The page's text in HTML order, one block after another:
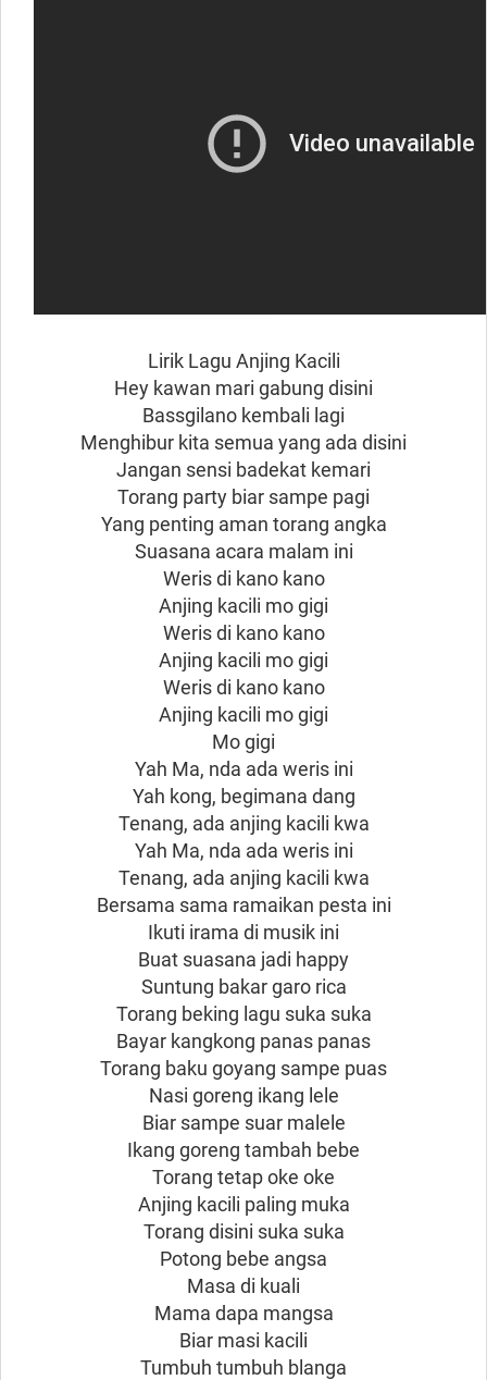
Lirik Lagu Anjing Kacili
Hey kawan mari gabung disini
Bassgilano kembali lagi
Menghibur kita semua yang ada disini
Jangan sensi badekat kemari
Torang party biar sampe pagi
Yang penting aman torang angka
Suasana acara malam ini
Weris di kano kano
Anjing kacili mo gigi
Weris di kano kano
Anjing kacili mo gigi
Weris di kano kano
Anjing kacili mo gigi
Mo gigi
Yah Ma, nda ada weris ini
Yah kong, begimana dang
Tenang, ada anjing kacili kwa
Yah Ma, nda ada weris ini
Tenang, ada anjing kacili kwa
Bersama sama ramaikan pesta ini
Ikuti irama di musik ini
Buat suasana jadi happy
Suntung bakar garo rica
Torang beking lagu suka suka
Bayar kangkong panas panas
Torang baku goyang sampe puas
Nasi goreng ikang lele
Biar sampe suar malele
Ikang goreng tambah bebe
Torang tetap oke oke
Anjing kacili paling muka
Torang disini suka suka
Potong bebe angsa
Masa di kuali
Mama dapa mangsa
Biar masi kacili
Tumbuh tumbuh blanga